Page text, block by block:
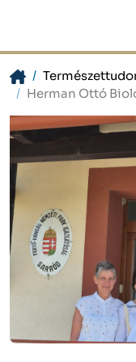
Herman Ottó